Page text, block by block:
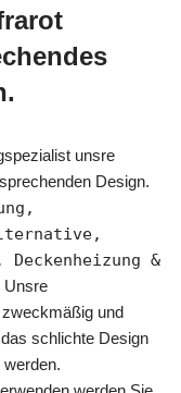
unsre
Design.
&
Unsre
und
schlichte Design